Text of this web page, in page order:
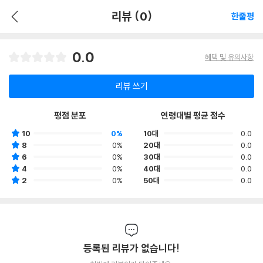
리뷰 (0) 한줄평
0.0 혜택 및 유의사항
리뷰 쓰기
평점 분포
10
0%
8
0%
6
0%
4
0%
2
0%
연령대별 평균 점수
10대
0.0
20대
0.0
30대
0.0
40대
0.0
50대
0.0
등록된 리뷰가 없습니다!